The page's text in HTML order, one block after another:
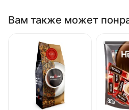
Вам также может